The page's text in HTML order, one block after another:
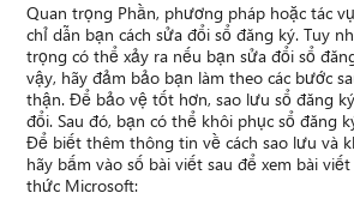
Quan trọng Phần, phương pháp hoặc tác
chỉ dẫn bạn cách sửa đổi sổ đăng ký. Tuy
trọng có thể xảy ra nếu bạn sửa đổi sổ
vậy, hãy đảm bảo bạn làm theo các bước
thận. Để bảo vệ tốt hơn, sao lưu sổ đăng
đổi. Sau đó, bạn có thể khôi phục sổ đăng
Để biết thêm thông tin về cách sao lưu và
hãy bấm vào số bài viết sau để xem bài
thức Microsoft: